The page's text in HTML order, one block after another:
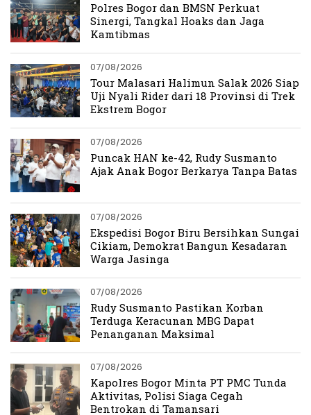
Polres Bogor dan BMSN Perkuat
Sinergi, Tangkal Hoaks dan Jaga
Kamtibmas
07/08/2026
Tour Malasari Halimun Salak 2026 Siap
Uji Nyali Rider dari 18 Provinsi di Trek
Ekstrem Bogor
07/08/2026
Puncak HAN ke-42, Rudy Susmanto
Ajak Anak Bogor Berkarya Tanpa Batas
07/08/2026
Ekspedisi Bogor Biru Bersihkan Sungai
Cikiam, Demokrat Bangun Kesadaran
Warga Jasinga
07/08/2026
Rudy Susmanto Pastikan Korban
Terduga Keracunan MBG Dapat
Penanganan Maksimal
07/08/2026
Kapolres Bogor Minta PT PMC Tunda
Aktivitas, Polisi Siaga Cegah
Bentrokan di Tamansari